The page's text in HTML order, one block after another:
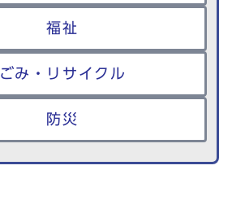
福祉
ごみ・リサイクル
防災